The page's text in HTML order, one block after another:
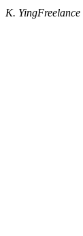
K. YingFreelance